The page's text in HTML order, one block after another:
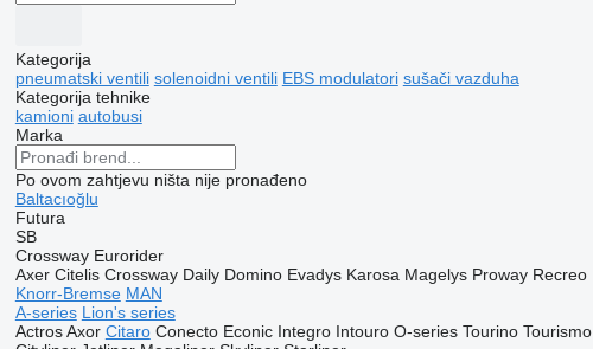
Kategorija
pneumatski ventili solenoidni ventili EBS modulatori sušači vazduha
Kategorija tehnike
kamioni autobusi
Marka
Po ovom zahtjevu ništa nije pronađeno
Baltacıoğlu
Futura
SB
Crossway Eurorider
Axer Citelis Crossway Daily Domino Evadys Karosa Magelys Proway Recreo
Knorr-Bremse MAN
A-series Lion's series
Actros Axor Citaro Conecto Econic Integro Intouro O-series Tourino Tourismo